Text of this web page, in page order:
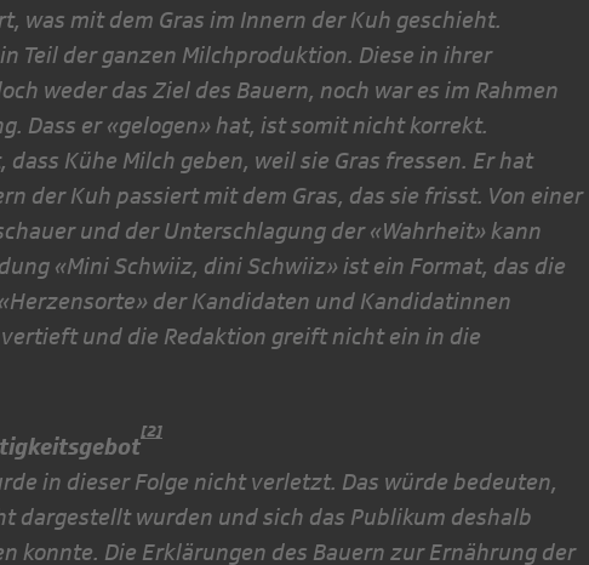
was mit dem Gras im Innern der Kuh geschieht.
Teil der ganzen Milchproduktion. Diese in ihrer
weder das Ziel des Bauern, noch war es im Rahmen
Dass er «gelogen» hat, ist somit nicht korrekt.
Kühe Milch geben, weil sie Gras fressen. Er hat
der Kuh passiert mit dem Gras, das sie frisst. Von einer
und der Unterschlagung der «Wahrheit» kann
«Mini Schwiiz, dini Schwiiz» ist ein Format, das die
der Kandidaten und Kandidatinnen
und die Redaktion greift nicht ein in die
[2]
in dieser Folge nicht verletzt. Das würde bedeuten,
dargestellt wurden und sich das Publikum deshalb
konnte. Die Erklärungen des Bauern zur Ernährung der